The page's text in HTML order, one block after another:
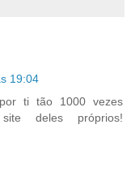
19:04
ti tão 1000 vezes
deles próprios!